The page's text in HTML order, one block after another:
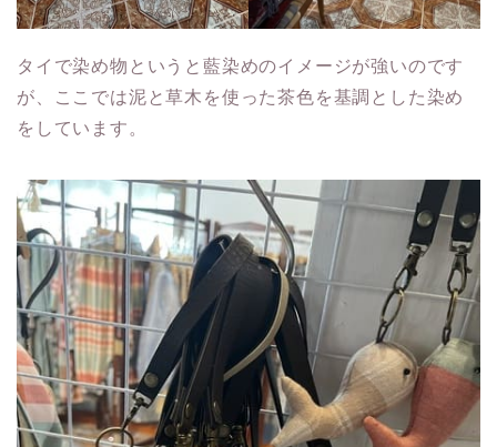
タイで染め物というと藍染めのイメージが強いのです
が、ここでは泥と草木を使った茶色を基調とした染め
をしています。